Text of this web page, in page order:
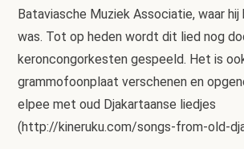
Bataviasche Muziek Associatie, waar
was. Tot op heden wordt dit lied nog
keroncongorkesten gespeeld. Het is
grammofoonplaat verschenen en
elpee met oud Djakartaanse liedjes
(http://kineruku.com/songs-from-old-